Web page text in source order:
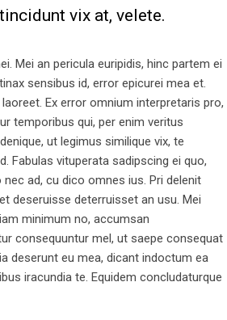
vix at, velete.
Mei an pericula euripidis, hinc partem ei
sensibus id, error epicurei mea et.
Ex error omnium interpretaris pro,
temporibus qui, per enim veritus
ut legimus similique vix, te
Fabulas vituperata sadipscing ei quo,
ad, cu dico omnes ius. Pri delenit
deseruisse deterruisset an usu. Mei
minimum no, accumsan
consequuntur mel, ut saepe consequat
deserunt eu mea, dicant indoctum ea
iracundia te. Equidem concludaturque